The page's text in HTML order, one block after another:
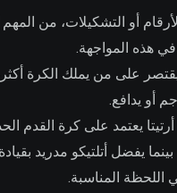
أو التشكيلات، من المهم
هذه المواجهة.
يقتصر على من يملك الكرة
أو يدافع.
يعتمد على كرة القدم
يفضل أتلتيكو مدريد
اللحظة المناسبة.